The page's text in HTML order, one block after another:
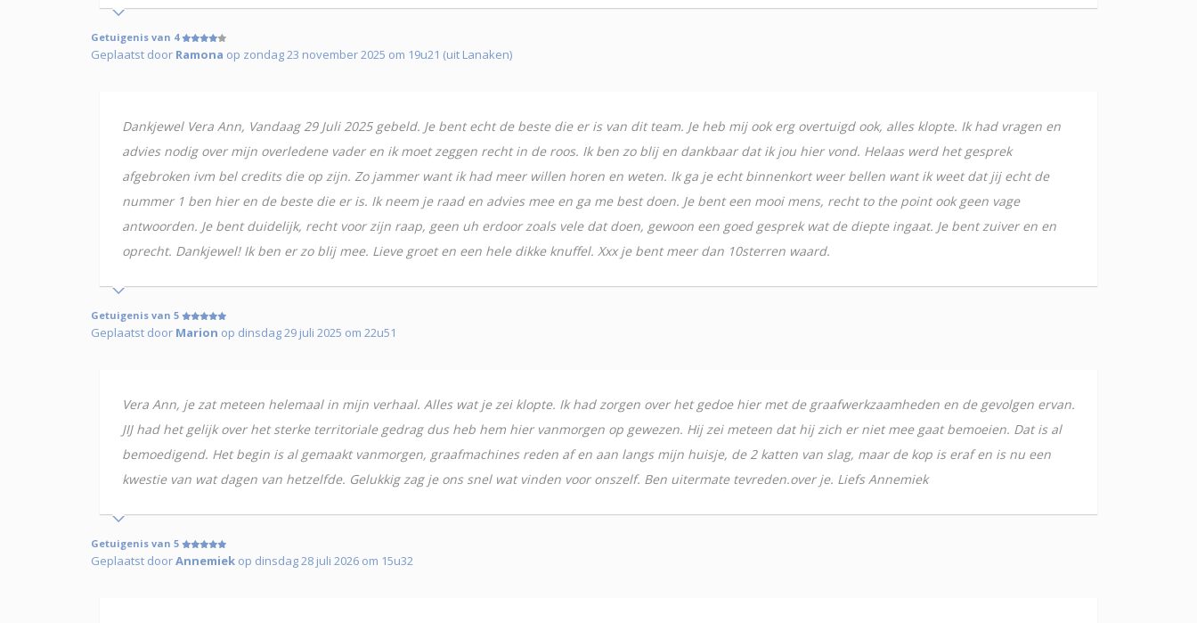
Getuigenis van 4
Geplaatst door Ramona op zondag 23 november 2025 om 19u21 (uit Lanaken)
Dankjewel Vera Ann, Vandaag 29 Juli 2025 gebeld. Je bent echt de beste die er is van dit team. Je heb mij ook erg overtuigd ook, alles klopte. Ik had vragen en
advies nodig over mijn overledene vader en ik moet zeggen recht in de roos. Ik ben zo blij en dankbaar dat ik jou hier vond. Helaas werd het gesprek
afgebroken ivm bel credits die op zijn. Zo jammer want ik had meer willen horen en weten. Ik ga je echt binnenkort weer bellen want ik weet dat jij echt de
nummer 1 ben hier en de beste die er is. Ik neem je raad en advies mee en ga me best doen. Je bent een mooi mens, recht to the point ook geen vage
antwoorden. Je bent duidelijk, recht voor zijn raap, geen uh erdoor zoals vele dat doen, gewoon een goed gesprek wat de diepte ingaat. Je bent zuiver en en
oprecht. Dankjewel! Ik ben er zo blij mee. Lieve groet en een hele dikke knuffel. Xxx je bent meer dan 10sterren waard.
Getuigenis van 5
Geplaatst door Marion op dinsdag 29 juli 2025 om 22u51
Vera Ann, je zat meteen helemaal in mijn verhaal. Alles wat je zei klopte. Ik had zorgen over het gedoe hier met de graafwerkzaamheden en de gevolgen ervan.
JIJ had het gelijk over het sterke territoriale gedrag dus heb hem hier vanmorgen op gewezen. Hij zei meteen dat hij zich er niet mee gaat bemoeien. Dat is al
bemoedigend. Het begin is al gemaakt vanmorgen, graafmachines reden af en aan langs mijn huisje, de 2 katten van slag, maar de kop is eraf en is nu een
kwestie van wat dagen van hetzelfde. Gelukkig zag je ons snel wat vinden voor onszelf. Ben uitermate tevreden.over je. Liefs Annemiek
Getuigenis van 5
Geplaatst doorAnnemiek op dinsdag 28 juli 2026 om 15u32